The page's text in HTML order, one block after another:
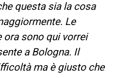
questa sia la cosa
Le
sono qui vorrei
a Bologna. Il
ma è giusto che